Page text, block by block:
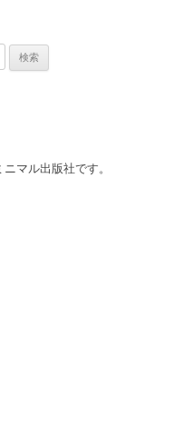
マル出版社です。